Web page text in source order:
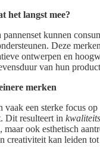
het langst mee?
kunnen
Deze
ontwerpen en
van hun
merken
vaak een sterke focus
Dit resulteert in
maar ook esthetisch
creativiteit kan leiden